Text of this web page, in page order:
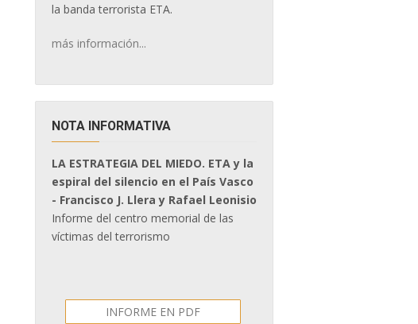
la banda terrorista ETA.
más información...
NOTA INFORMATIVA
LA ESTRATEGIA DEL MIEDO. ETA y la
espiral del silencio en el País Vasco
- Francisco J. Llera y Rafael Leonisio
Informe del centro memorial de las
víctimas del terrorismo
INFORME EN PDF